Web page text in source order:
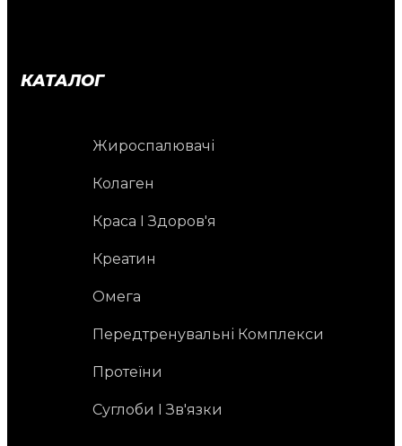
КАТАЛОГ
Жироспалювачі
Колаген
Краса І Здоров'я
Креатин
Омега
Передтренувальні Комплекси
Протеїни
Суглоби І Зв'язки